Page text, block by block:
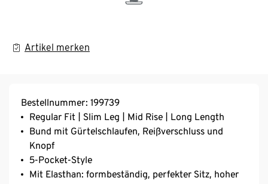
Artikel merken
Bestellnummer: 199739
Regular Fit | Slim Leg | Mid Rise | Long Length
Bund mit Gürtelschlaufen, Reißverschluss und
Knopf
5-Pocket-Style
Mit Elasthan: formbeständig, perfekter Sitz, hoher